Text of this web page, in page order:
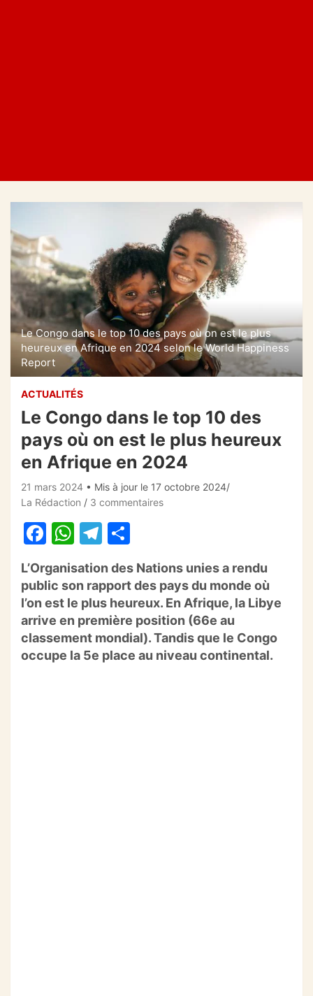
Le Congo dans le top 10 des pays où on est le plus
heureux en Afrique en 2024 selon le World Happiness
Report
ACTUALITÉS
Le Congo dans le top 10 des
pays où on est le plus heureux
en Afrique en 2024
21 mars 2024 • Mis à jour le 17 octobre 2024
La Rédaction
3 commentaires
F
c
e
b
o
o
W
at
s
A
p
p
T
e
gr
a
m
ta
g
er
L’Organisation des Nations unies a rendu
public son rapport des pays du monde où
l’on est le plus heureux. En Afrique, la Libye
arrive en première position (66e au
classement mondial). Tandis que le Congo
occupe la 5e place au niveau continental.